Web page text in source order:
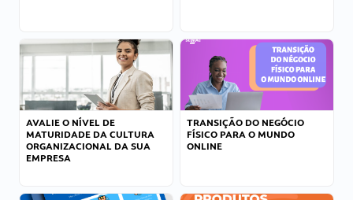
AVALIE O NÍVEL DE
MATURIDADE DA CULTURA
ORGANIZACIONAL DA SUA
EMPRESA
TRANSIÇÃO DO NEGÓCIO
FÍSICO PARA O MUNDO
ONLINE